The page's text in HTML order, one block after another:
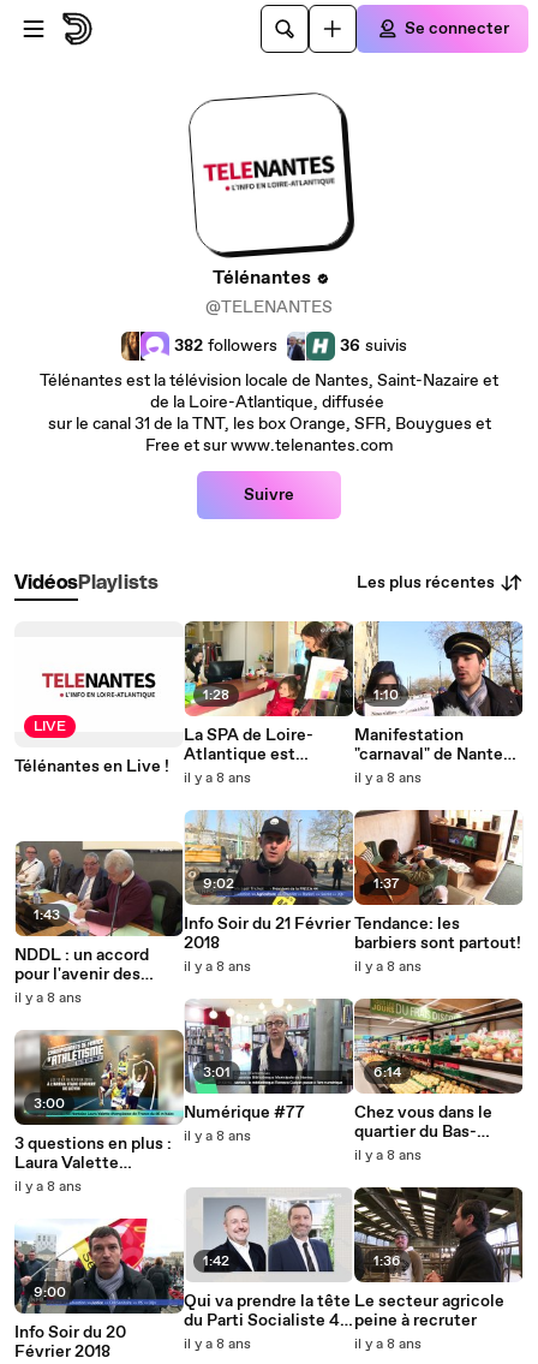
Passer au contenu principal
Se connecter
Télénantes
@TELENANTES
382 followers 36 suivis
Télénantes est la télévision locale de Nantes, Saint-Nazaire et
de la Loire-Atlantique, diffusée
sur le canal 31 de la TNT, les box Orange, SFR, Bouygues et
Free et sur www.telenantes.com
Suivre
VidéosPlaylists Les plus récentes
LIVE
Télénantes en Live !
1:43
NDDL : un accord
pour l'avenir des
terres agricoles
il y a 8 ans
3:00
3 questions en plus :
Laura Valette
championne !
il y a 8 ans
9:00
Info Soir du 20
Février 2018
1:28
La SPA de Loire-
Atlantique est
saturée
il y a 8 ans
9:02
Info Soir du 21 Février
2018
il y a 8 ans
3:01
Numérique #77
il y a 8 ans
1:42
Qui va prendre la tête
du Parti Socialiste 44
?
il y a 8 ans
1:10
Manifestation
"carnaval" de Nantes
Révoltée ce samedi.
il y a 8 ans
1:37
Tendance: les
barbiers sont partout!
il y a 8 ans
6:14
Chez vous dans le
quartier du Bas-
Chantenay #2
il y a 8 ans
1:36
Le secteur agricole
peine à recruter
il y a 8 ans